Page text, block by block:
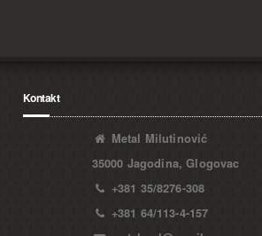
Kontakt
Metal Milutinović
35000 Jagodina, Glogovac
+381 35/8276-308
+381 64/113-4-157